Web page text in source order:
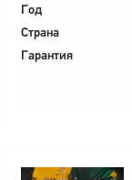
Год
Страна
Гарантия